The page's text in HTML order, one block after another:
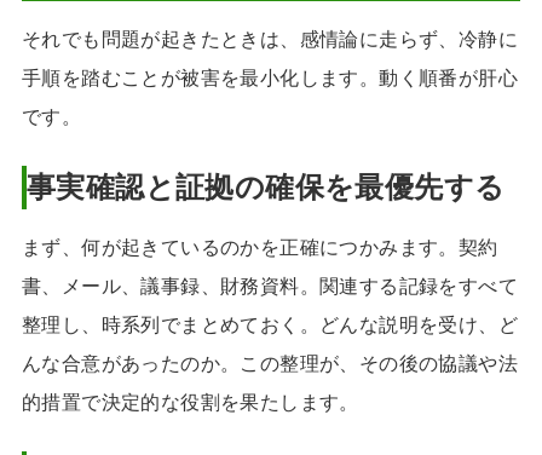
それでも問題が起きたときは、感情論に走らず、冷静に
手順を踏むことが被害を最小化します。動く順番が肝心
です。
事実確認と証拠の確保を最優先する
まず、何が起きているのかを正確につかみます。契約
書、メール、議事録、財務資料。関連する記録をすべて
整理し、時系列でまとめておく。どんな説明を受け、ど
んな合意があったのか。この整理が、その後の協議や法
的措置で決定的な役割を果たします。